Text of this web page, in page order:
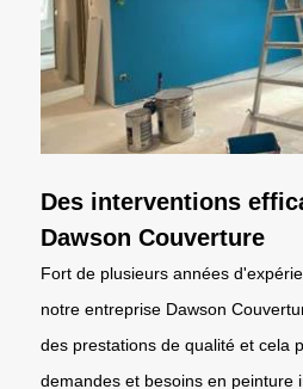
Des interventions
Dawson Couverture
Fort de plusieurs années
notre entreprise Dawson
des prestations de qualité et cela
demandes et besoins en peinture